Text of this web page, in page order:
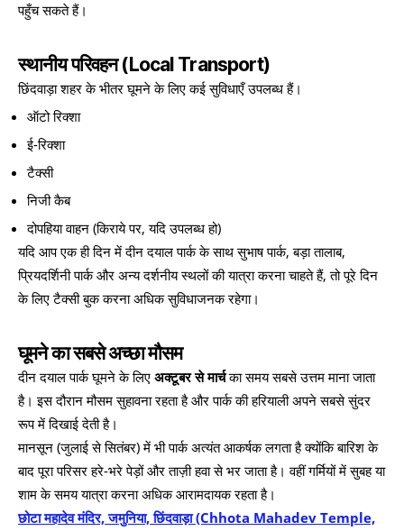
पहुँच सकते हैं।
स्थानीय परिवहन (Local Transport)
छिंदवाड़ा शहर के भीतर घूमने के लिए कई सुविधाएँ उपलब्ध हैं।
ऑटो रिक्शा
ई-रिक्शा
टैक्सी
निजी कैब
दोपहिया वाहन (किराये पर, यदि उपलब्ध हो)
यदि आप एक ही दिन में दीन दयाल पार्क के साथ सुभाष पार्क, बड़ा तालाब,
प्रियदर्शिनी पार्क और अन्य दर्शनीय स्थलों की यात्रा करना चाहते हैं, तो पूरे दिन
के लिए टैक्सी बुक करना अधिक सुविधाजनक रहेगा।
घूमने का सबसे अच्छा मौसम
दीन दयाल पार्क घूमने के लिए अक्टूबर से मार्चका समय सबसे उत्तम माना जाता
है। इस दौरान मौसम सुहावना रहता है और पार्क की हरियाली अपने सबसे सुंदर
रूप में दिखाई देती है।
मानसून (जुलाई से सितंबर) में भी पार्क अत्यंत आकर्षक लगता है क्योंकि बारिश के
बाद पूरा परिसर हरे-भरे पेड़ों और ताज़ी हवा से भर जाता है। वहीं गर्मियों में सुबह या
शाम के समय यात्रा करना अधिक आरामदायक रहता है।
छोटा महादेव मंदिर, जमुनिया, छिंदवाड़ा (Chhota Mahadev Temple,